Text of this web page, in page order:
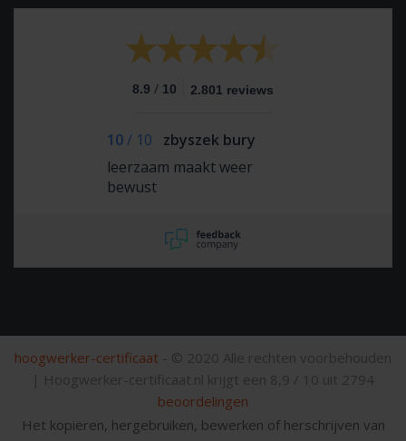
8.9 / 10 2.801 reviews
10/ 10
zbyszek bury
leerzaam maakt weer
bewust
hoogwerker-certificaat - © 2020 Alle rechten voorbehouden
| Hoogwerker-certificaat.nl krijgt een 8,9 / 10 uit 2794
beoordelingen
Het kopiëren, hergebruiken, bewerken of herschrijven van